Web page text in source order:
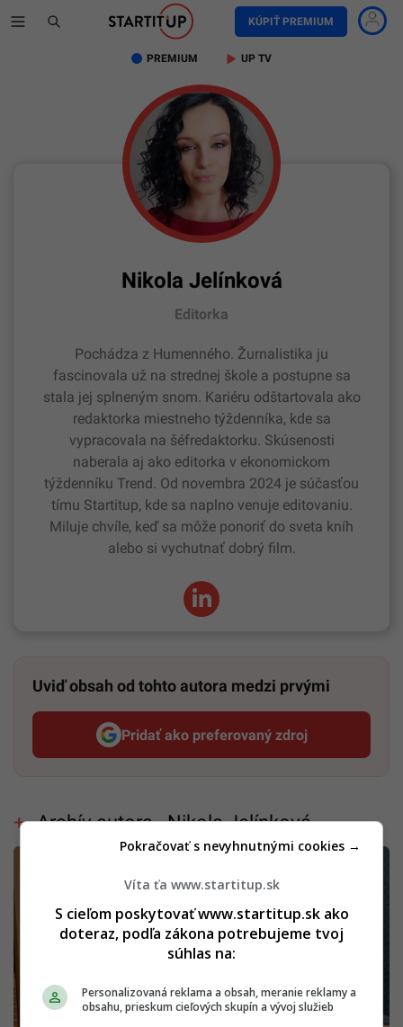
KÚPIŤ PREMIUM
PREMIUM UP TV
Nikola Jelínková
Editorka
Pochádza z Humenného. Žurnalistika ju
fascinovala už na strednej škole a postupne sa
stala jej splneným snom. Kariéru odštartovala ako
redaktorka miestneho týždenníka, kde sa
vypracovala na šéfredaktorku. Skúsenosti
naberala aj ako editorka v ekonomickom
týždenníku Trend. Od novembra 2024 je súčasťou
tímu Startitup, kde sa naplno venuje editovaniu.
Miluje chvíle, keď sa môže ponoriť do sveta kníh
alebo si vychutnať dobrý film.
Uviď obsah od tohto autora medzi prvými
Pridať ako preferovaný zdroj
Startitup, odkaz sa otvorí v
Archív autora - Nikola Jelínková
Víta ťa www.startitup.sk
S cieľom poskytovať www.startitup.sk ako
doteraz, podľa zákona potrebujeme tvoj
súhlas na:
Personalizovaná reklama a obsah, meranie reklamy a
obsahu, prieskum cieľových skupín a vývoj služieb
Pokračovať s nevyhnutnými cookies →